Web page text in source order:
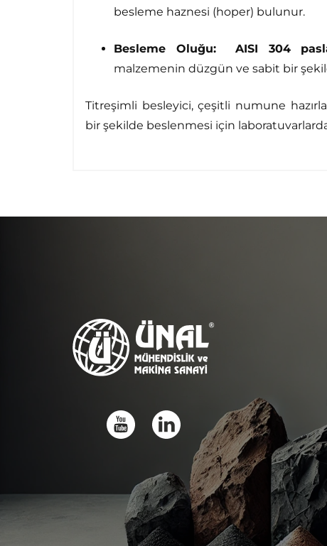
besleme haznesi (hoper) bulunur.
Besleme Oluğu: AISI 304
malzemenin düzgün ve sabit bir
Titreşimli besleyici, çeşitli numune
bir şekilde beslenmesi için